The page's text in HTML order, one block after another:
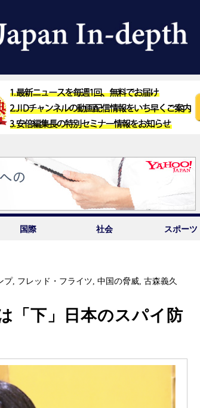
国際 社会 スポーツ
プ, フレッド・フライツ,中国の脅威,古森義久
「下」日本のスパイ防